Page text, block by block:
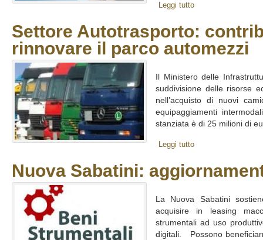
Leggi tutto
Settore Autotrasporto:
rinnovare il parco automezzi
Il Ministero delle
suddivisione delle risorse
nell’acquisto di nuovi
equipaggiamenti
stanziata è di 25 milioni di
Leggi tutto
Nuova Sabatini:
La Nuova Sabatini
acquisire in leasing
strumentali ad uso
digitali. Possono